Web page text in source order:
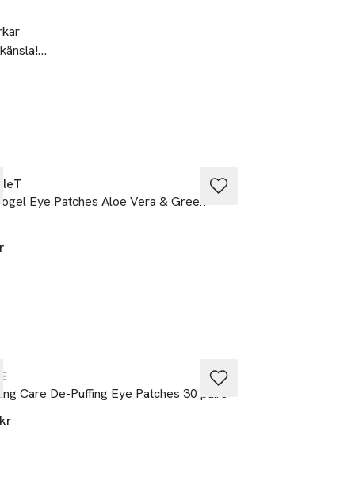
Kan
för barn
Eye Patches Aloe Vera & Green
Care De-Puffing Eye Patches 30 pairs